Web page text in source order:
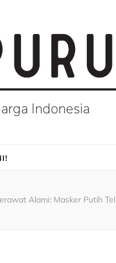
Indonesia
Alami: Masker Putih